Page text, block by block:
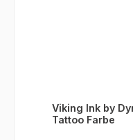
Viking Ink by
Tattoo Farbe